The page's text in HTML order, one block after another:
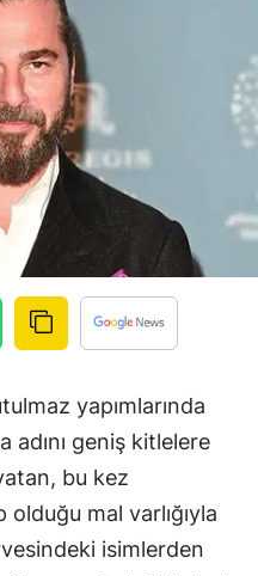
yapımlarında
geniş kitlelere
bu kez
mal varlığıyla
isimlerden